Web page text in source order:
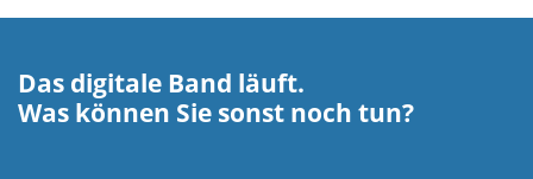
Das digitale Band läuft.
Was können Sie sonst noch tun?